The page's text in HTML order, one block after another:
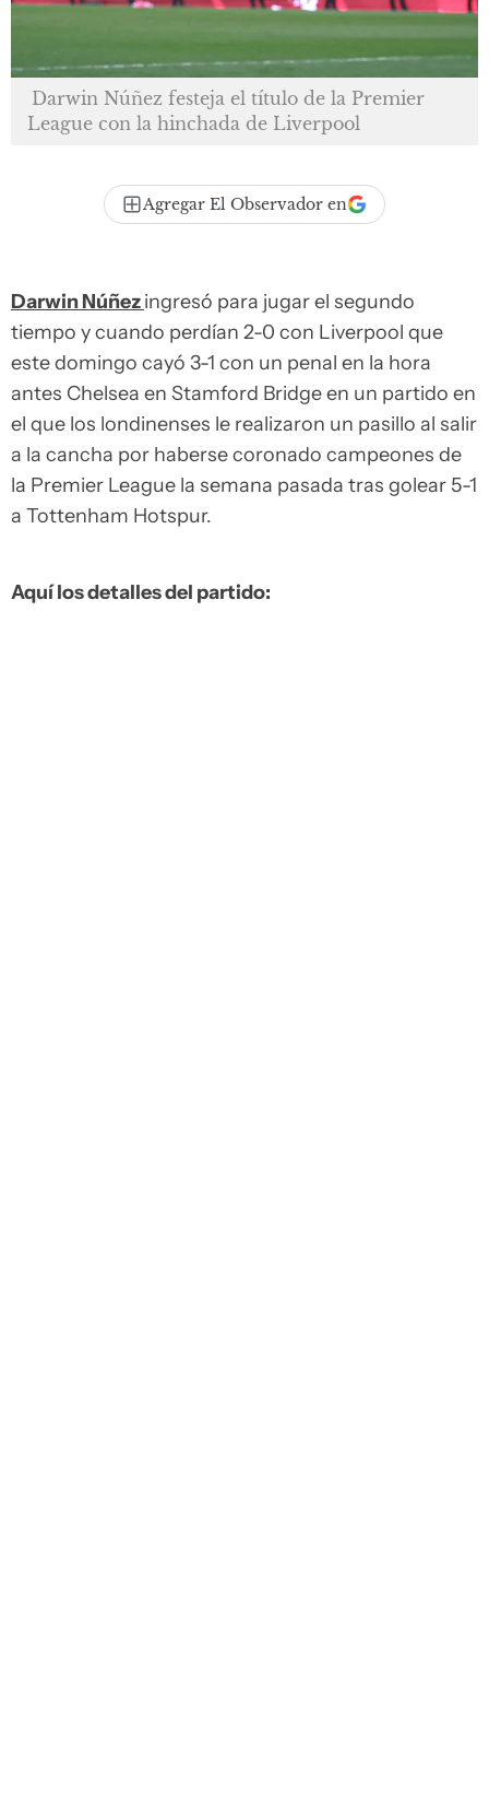
Darwin Núñez festeja el título de la Premier
League con la hinchada de Liverpool
Agregar El Observador en
Darwin Núñezingresó para jugar el segundo
tiempo y cuando perdían 2-0 con Liverpool que
este domingo cayó 3-1 con un penal en la hora
antes Chelsea en Stamford Bridge en un partido en
el que los londinenses le realizaron un pasillo al salir
a la cancha por haberse coronado campeones de
la Premier League la semana pasada tras golear 5-1
a Tottenham Hotspur.
Aquí los detalles del partido: